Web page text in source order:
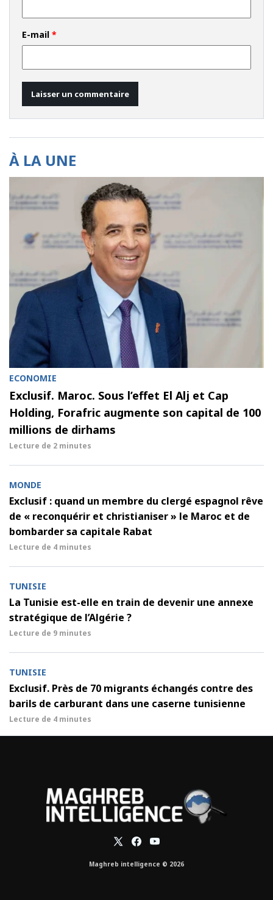
E-mail *
À LA UNE
ECONOMIE
Exclusif. Maroc. Sous l’effet El Alj et Cap
Holding, Forafric augmente son capital de 100
millions de dirhams
Lecture de 2 minutes
MONDE
Exclusif : quand un membre du clergé espagnol rêve
de « reconquérir et christianiser » le Maroc et de
bombarder sa capitale Rabat
Lecture de 4 minutes
TUNISIE
La Tunisie est-elle en train de devenir une annexe
stratégique de l’Algérie ?
Lecture de 9 minutes
TUNISIE
Exclusif. Près de 70 migrants échangés contre des
barils de carburant dans une caserne tunisienne
Lecture de 4 minutes
Maghreb intelligence © 2026